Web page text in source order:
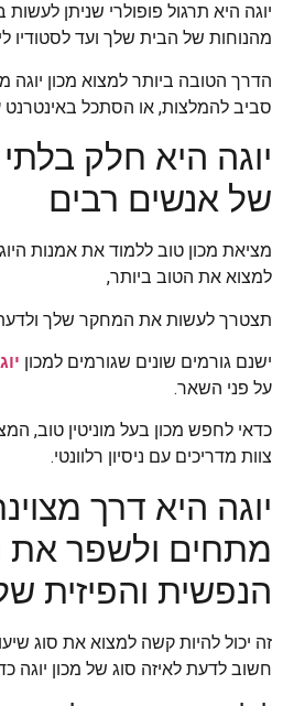
יוגה היא תרגול פופולרי שניתן
מהנוחות של הבית שלך ועד לסטודיו
הדרך הטובה ביותר למצוא מכון יוגה
סביב להמלצות, או הסתכל באינטרנט
יוגה היא חלק
של אנשים רבים
מציאת מכון טוב ללמוד את אמנות
למצוא את הטוב ביותר,
תצטרך לעשות את המחקר שלך
ישנם גורמים שונים שגורמים למכון
על פני השאר.
כדאי לחפש מכון בעל מוניטין טוב,
צוות מדריכים עם ניסיון רלוונטי.
יוגה היא דרך
מתחים ולשפר את
הנפשית והפיזית
זה יכול להיות קשה למצוא את סוג
חשוב לדעת לאיזה סוג של מכון יוגה